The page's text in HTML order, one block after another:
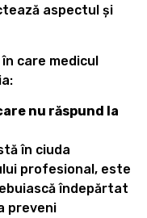
aspectul și
care medicul
nu răspund la
în ciuda
profesional, este
îndepărtat
preveni